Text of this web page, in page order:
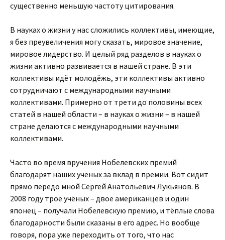
существенно меньшую частоту цитирования.
В науках о жизни у нас сложились коллективы, имеющие,
я без преувеличения могу сказать, мировое значение,
мировое лидерство. И целый ряд разделов в науках о
жизни активно развивается в нашей стране. В эти
коллективы идёт молодёжь, эти коллективы активно
сотрудничают с международными научными
коллективами. Примерно от трети до половины всех
статей в нашей области – в науках о жизни – в нашей
стране делаются с международными научными
коллективами.
Часто во время вручения Нобелевских премий
благодарят наших учёных за вклад в премии. Вот сидит
прямо передо мной Сергей Анатольевич Лукьянов. В
2008 году трое учёных – двое американцев и один
японец – получали Нобелевскую премию, и тёплые слова
благодарности были сказаны в его адрес. Но вообще
говоря, пора уже переходить от того, что нас